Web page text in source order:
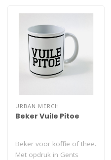
URBAN MERCH
Beker Vuile Pitoe
Beker voor koffie of thee.
Met opdruk in Gents